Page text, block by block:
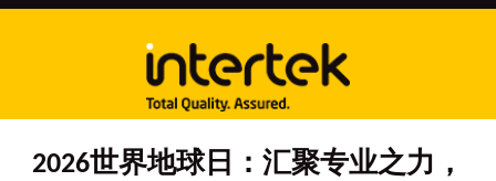
2026世界地球日：汇聚专业之力，